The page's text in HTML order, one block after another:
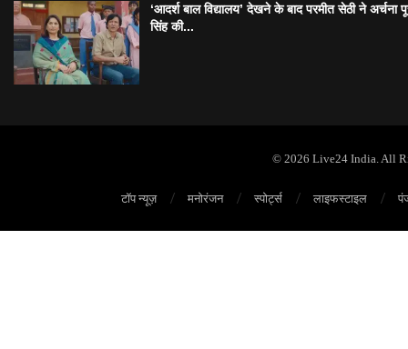
‘आदर्श बाल विद्यालय’ देखने के बाद परमीत सेठी ने अर्चना
सिंह की...
© 2026 Live24 India. All
टॉप न्यूज़ मनोरंजन स्पोर्ट्स लाइफस्टाइल